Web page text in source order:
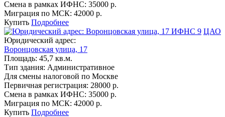
Смена в рамках ИФНС: 35000 р.
Миграция по МСК: 42000 р.
Купить Подробнее
ИФНС 9 ЦАО
Юридический адрес:
Воронцовская улица, 17
Площадь: 45,7 кв.м.
Тип здания: Административное
Для смены налоговой по Москве
Первичная регистрация: 28000 р.
Смена в рамках ИФНС: 35000 р.
Миграция по МСК: 42000 р.
Купить Подробнее